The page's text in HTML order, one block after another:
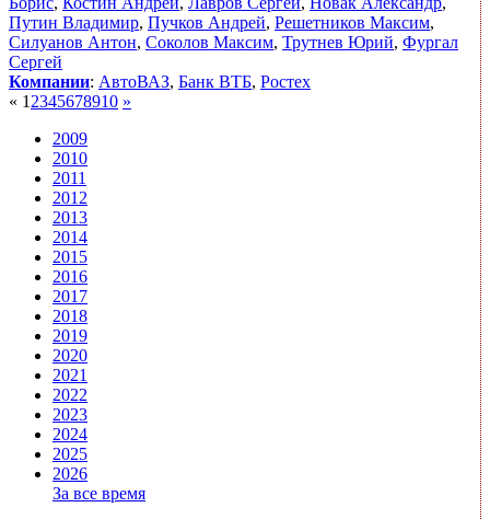
Путин Владимир, Пучков Андрей, Решетников Максим,
Силуанов Антон, Соколов Максим, Трутнев Юрий, Фургал
Сергей
Компании: АвтоВАЗ, Банк ВТБ, Ростех
« 1 2345678910 »
2009
2010
2011
2012
2013
2014
2015
2016
2017
2018
2019
2020
2021
2022
2023
2024
2025
2026
За все время